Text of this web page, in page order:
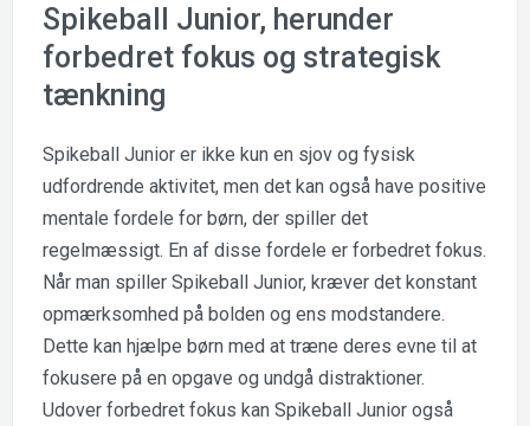
Spikeball Junior, herunder
forbedret fokus og strategisk
tænkning
Spikeball Junior er ikke kun en sjov og fysisk
udfordrende aktivitet, men det kan også have positive
mentale fordele for børn, der spiller det
regelmæssigt. En af disse fordele er forbedret fokus.
Når man spiller Spikeball Junior, kræver det konstant
opmærksomhed på bolden og ens modstandere.
Dette kan hjælpe børn med at træne deres evne til at
fokusere på en opgave og undgå distraktioner.
Udover forbedret fokus kan Spikeball Junior også